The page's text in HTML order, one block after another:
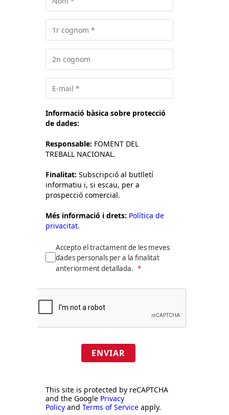
Informació bàsica sobre protecció
de dades:
Responsable: FOMENT DEL
TREBALL NACIONAL.
Finalitat: Subscripció al butlletí
informatiu i, si escau, per a
prospecció comercial.
Més informació i drets: Política de
privacitat.
Accepto el tractament de les meves
dades personals per a la finalitat
anteriorment detallada.
ENVIAR
This site is protected by reCAPTCHA
and the Google Privacy
Policy and Terms of Service apply.